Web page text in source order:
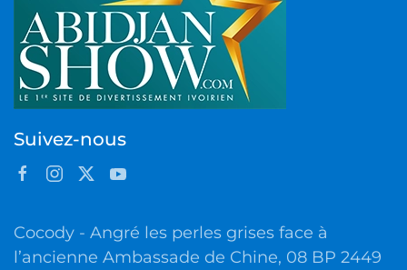
Suivez-nous
Cocody - Angré les perles grises face à
l’ancienne Ambassade de Chine, 08 BP 2449